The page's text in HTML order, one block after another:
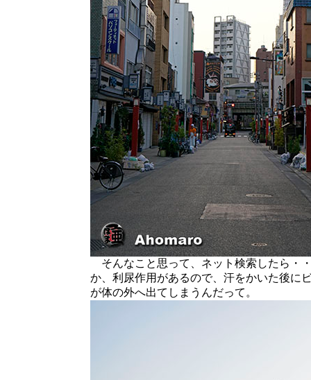
そんなこと思って、ネット検索したら・
か、利尿作用があるので、汗をかいた後に
が体の外へ出てしまうんだって。